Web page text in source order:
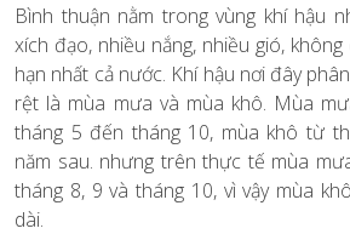
Bình thuận nằm trong vùng khí hậu
xích đạo, nhiều nắng, nhiều gió,
hạn nhất cả nước. Khí hậu nơi đây
rệt là mùa mưa và mùa khô. Mùa
tháng 5 đến tháng 10, mùa khô từ
năm sau. nhưng trên thực tế mùa
tháng 8, 9 và tháng 10, vì vậy mùa
dài.